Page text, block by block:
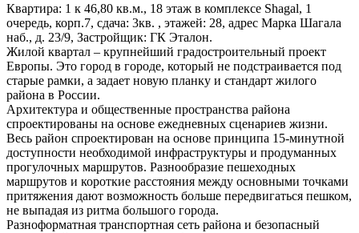
Квартира: 1 к 46,80 кв.м., 18 этаж в комплексе Shagal, 1
очередь, корп.7, сдача: 3кв. , этажей: 28, адрес Марка Шагала
наб., д. 23/9, Застройщик: ГК Эталон.
Жилой квартал – крупнейший градостроительный проект
Европы. Это город в городе, который не подстраивается под
старые рамки, а задает новую планку и стандарт жилого
района в России.
Архитектура и общественные пространства района
спроектированы на основе ежедневных сценариев жизни.
Весь район спроектирован на основе принципа 15-минутной
доступности необходимой инфраструктуры и продуманных
прогулочных маршрутов. Разнообразие пешеходных
маршрутов и короткие расстояния между основными точками
притяжения дают возможность больше передвигаться пешком,
не выпадая из ритма большого города.
Разноформатная транспортная сеть района и безопасный